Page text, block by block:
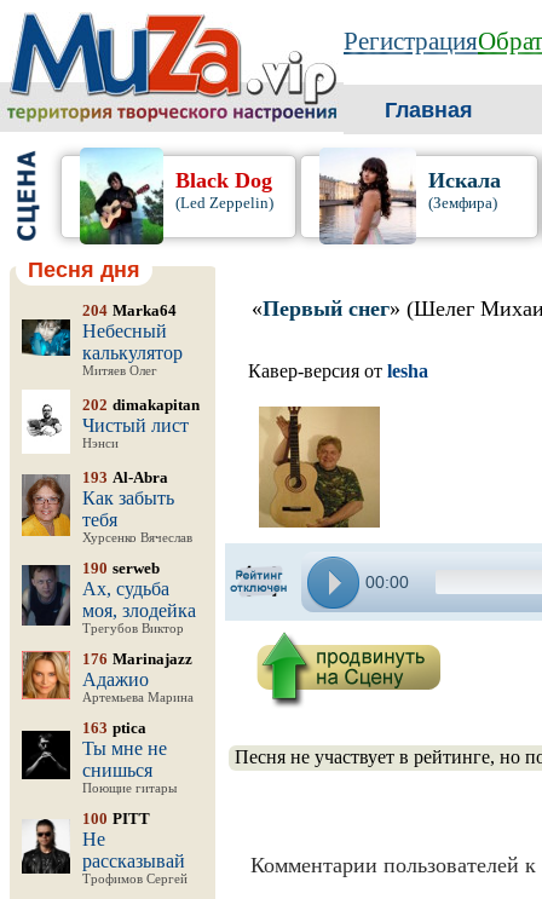
Регистрация
Главная
Black Dog
(Led Zeppelin)
Искала
(Земфира)
Песня дня
204 Marka64
Небесный
калькулятор
Митяев Олег
202 dimakapitan
Чистый лист
Нэнси
193 Al-Abra
Как забыть
тебя
Хурсенко Вячеслав
190 serweb
Ах, судьба
моя, злодейка
Трегубов Виктор
176 Marinajazz
Адажио
Артемьева Марина
163 ptica
Ты мне не
снишься
Поющие гитары
100 PITT
Не
рассказывай
Трофимов Сергей
«Первый снег» (Шелег
Кавер-версия от lesha
00:00
Песня не участвует в рейтинге, но
Комментарии пользователей к